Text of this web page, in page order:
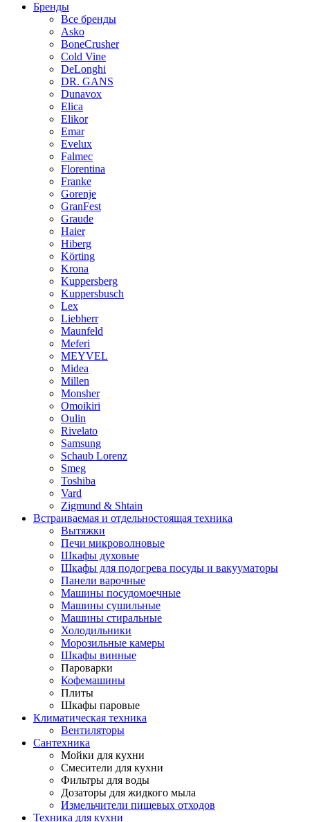
Бренды
Все бренды
Asko
BoneCrusher
Cold Vine
DeLonghi
DR. GANS
Dunavox
Elica
Elikor
Emar
Evelux
Falmec
Florentina
Franke
Gorenje
GranFest
Graude
Haier
Hiberg
Körting
Krona
Kuppersberg
Kuppersbusch
Lex
Liebherr
Maunfeld
Meferi
MEYVEL
Midea
Millen
Monsher
Omoikiri
Oulin
Rivelato
Samsung
Schaub Lorenz
Smeg
Toshiba
Vard
Zigmund & Shtain
Встраиваемая и отдельностоящая техника
Вытяжки
Печи микроволновые
Шкафы духовые
Шкафы для подогрева посуды и вакууматоры
Панели варочные
Машины посудомоечные
Машины сушильные
Машины стиральные
Холодильники
Морозильные камеры
Шкафы винные
Пароварки
Кофемашины
Плиты
Шкафы паровые
Климатическая техника
Вентиляторы
Сантехника
Мойки для кухни
Смесители для кухни
Фильтры для воды
Дозаторы для жидкого мыла
Измельчители пищевых отходов
Техника для кухни